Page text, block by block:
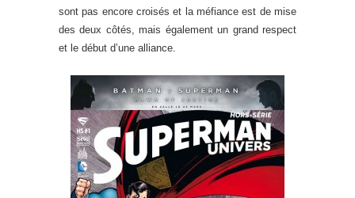
sont pas encore croisés et la méfiance est de mise
des deux côtés, mais également un grand respect
et le début d’une alliance.